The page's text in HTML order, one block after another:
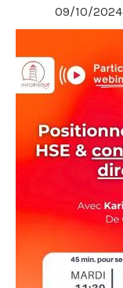
09/10/2024